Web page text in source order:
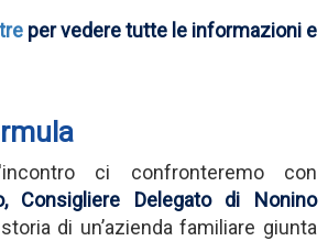
per vedere tutte le informazioni e
ci confronteremo con
Consigliere Delegato di Nonino
di un’azienda familiare giunta